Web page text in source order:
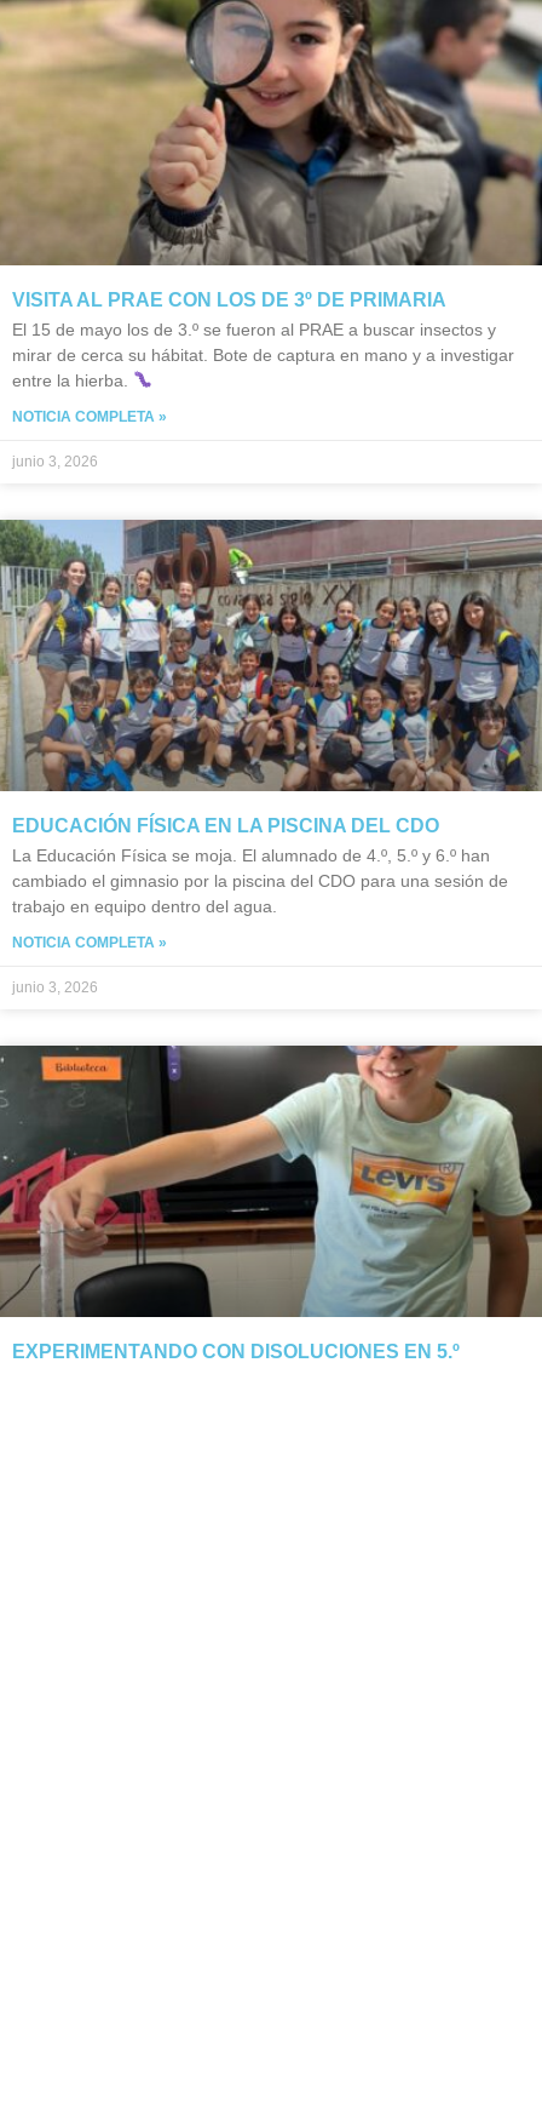
VISITA AL PRAE CON LOS DE 3º DE PRIMARIA
El 15 de mayo los de 3.º se fueron al PRAE a buscar insectos y
mirar de cerca su hábitat. Bote de captura en mano y a investigar
entre la hierba.
NOTICIA COMPLETA »
junio 3, 2026
EDUCACIÓN FÍSICA EN LA PISCINA DEL CDO
La Educación Física se moja. El alumnado de 4.º, 5.º y 6.º han
cambiado el gimnasio por la piscina del CDO para una sesión de
trabajo en equipo dentro del agua.
NOTICIA COMPLETA »
junio 3, 2026
EXPERIMENTANDO CON DISOLUCIONES EN 5.º